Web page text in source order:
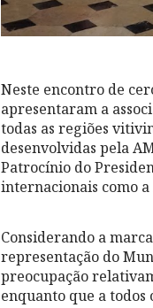
Neste encontro de
apresentaram a
todas as regiões
desenvolvidas pela
Patrocínio do
internacionais como a
Considerando a
representação do
preocupação
enquanto que a todos